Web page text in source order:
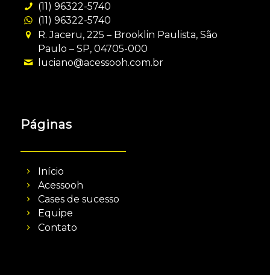
(11) 96322-5740
(11) 96322-5740
R. Jaceru, 225 – Brooklin Paulista, São
Paulo – SP, 04705-000
luciano@acessooh.com.br
Páginas
Início
Acessooh
Cases de sucesso
Equipe
Contato